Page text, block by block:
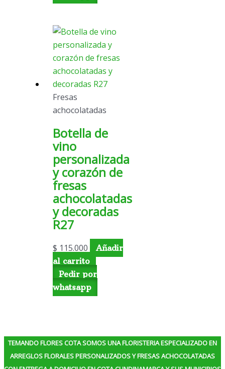
Fresas
achocolatadas
Botella de
vino
personalizada
y corazón de
fresas
achocolatadas
y decoradas
R27
$ 115.000
Añadir
al carrito
Pedir por
whatsapp
TEMANDO FLORES COTA SOMOS UNA FLORISTERIA ESPECIALIZADO EN
ARREGLOS FLORALES PERSONALIZADOS Y FRESAS ACHOCOLATADAS